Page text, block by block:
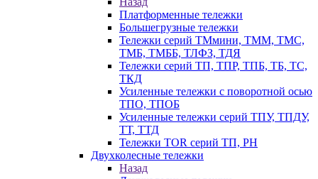
Платформенные тележки
Большегрузные тележки
Тележки серий ТМмини, ТММ, ТМС,
ТМБ, ТМББ, ТЛФЗ, ТДЯ
Тележки серий ТП, ТПР, ТПБ, ТБ, ТС,
ТКД
Усиленные тележки с поворотной осью
ТПО, ТПОБ
Усиленные тележки серий ТПУ, ТПДУ,
ТТ, ТТД
Тележки TOR серий ТП, PH
Двухколесные тележки
Назад